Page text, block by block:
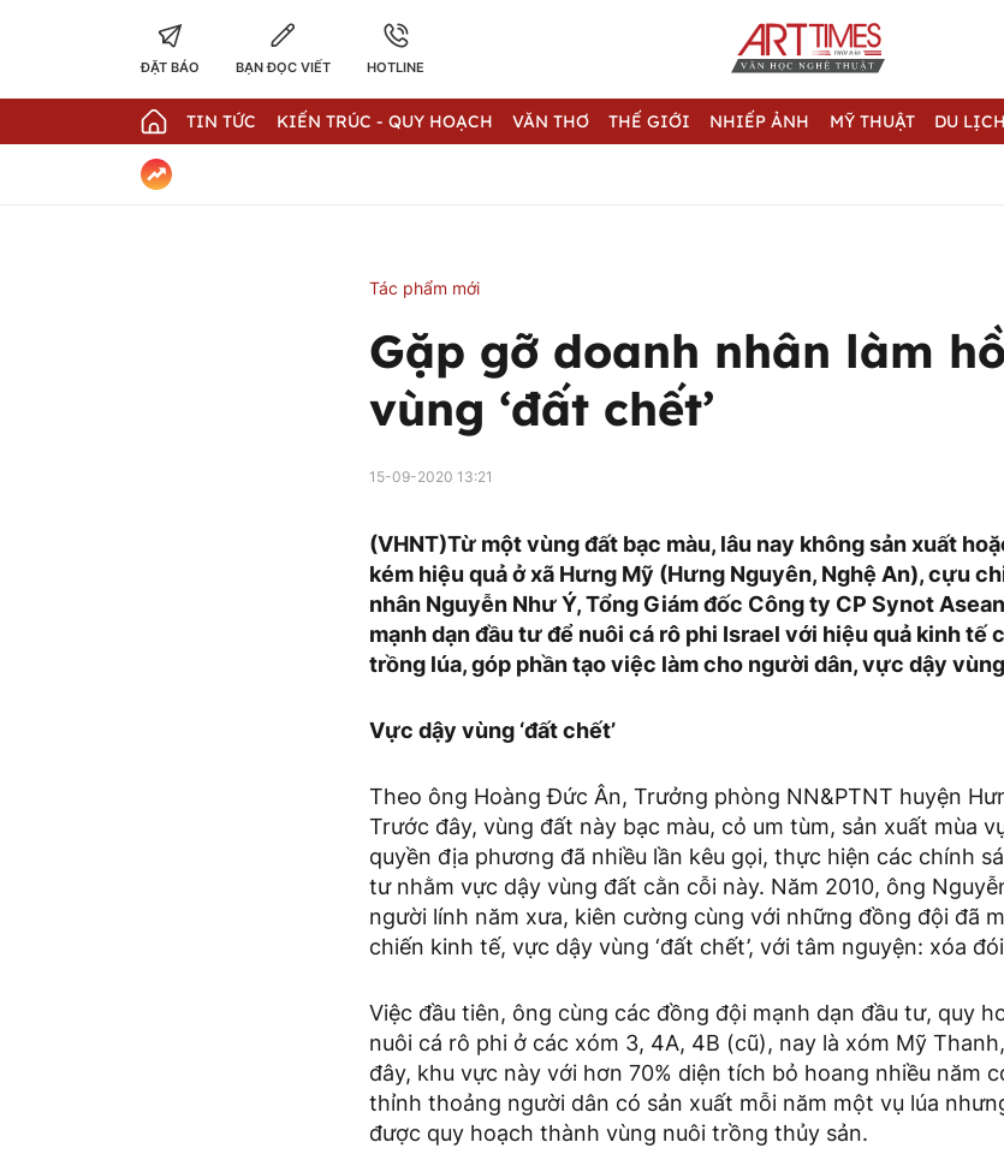
ĐẶT BÁO BẠN ĐỌC VIẾT HOTLINE
TIN TỨC KIẾN TRÚC - QUY HOẠCH VĂN THƠ THẾ GIỚI NHIẾP ẢNH MỸ THUẬT DU LỊCH
Tác phẩm mới
Gặp gỡ doanh nhân làm
vùng ‘đất chết’
15-09-2020 13:21
(VHNT)Từ một vùng đất bạc màu, lâu nay không sản xuất
kém hiệu quả ở xã Hưng Mỹ (Hưng Nguyên, Nghệ An), cựu
nhân Nguyễn Như Ý, Tổng Giám đốc Công ty CP Synot
mạnh dạn đầu tư để nuôi cá rô phi Israel với hiệu quả kinh tế
trồng lúa, góp phần tạo việc làm cho người dân, vực dậy
Vực dậy vùng ‘đất chết’
Theo ông Hoàng Đức Ân, Trưởng phòng NN&PTNT huyện
Trước đây, vùng đất này bạc màu, cỏ um tùm, sản xuất mùa
quyền địa phương đã nhiều lần kêu gọi, thực hiện các chính
tư nhằm vực dậy vùng đất cằn cỗi này. Năm 2010, ông
người lính năm xưa, kiên cường cùng với những đồng đội đã
chiến kinh tế, vực dậy vùng ‘đất chết’, với tâm nguyện: xóa
Việc đầu tiên, ông cùng các đồng đội mạnh dạn đầu tư, quy
nuôi cá rô phi ở các xóm 3, 4A, 4B (cũ), nay là xóm Mỹ
đây, khu vực này với hơn 70% diện tích bỏ hoang nhiều năm
thỉnh thoảng người dân có sản xuất mỗi năm một vụ lúa
được quy hoạch thành vùng nuôi trồng thủy sản.